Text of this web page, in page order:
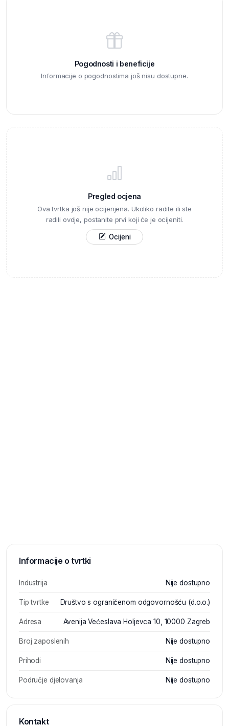
Pogodnosti i beneficije
Informacije o pogodnostima još nisu dostupne.
Pregled ocjena
Ova tvrtka još nije ocijenjena. Ukoliko radite ili ste
radili ovdje, postanite prvi koji će je ocijeniti.
Ocijeni
Informacije o tvrtki
Industrija Nije dostupno
Tip tvrtke Društvo s ograničenom odgovornošću (d.o.o.)
Adresa Avenija Većeslava Holjevca 10, 10000 Zagreb
Broj zaposlenih Nije dostupno
Prihodi Nije dostupno
Područje djelovanja Nije dostupno
Kontakt